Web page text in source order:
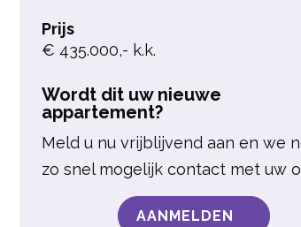
Prijs
€ 435.000,- k.k.
Wordt dit uw nieuwe
appartement?
Meld u nu vrijblijvend aan en we
zo snel mogelijk contact met uw
AANMELDEN